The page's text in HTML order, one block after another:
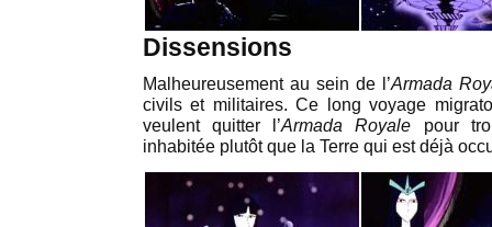
Dissensions
Malheureusement au sein de l’Armada
civils et militaires. Ce long voyage
veulent quitter l’Armada Royale pour
inhabitée plutôt que la Terre qui est déjà